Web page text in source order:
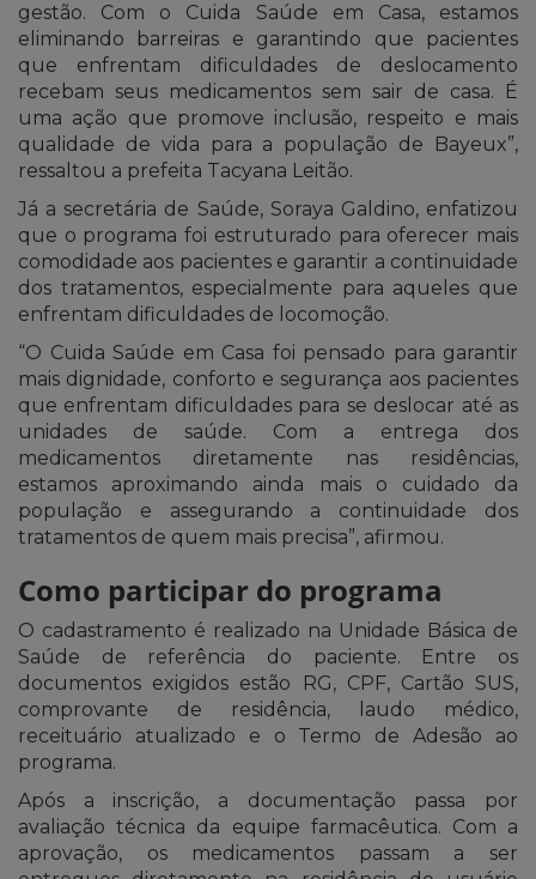
gestão. Com o Cuida Saúde em Casa, estamos
eliminando barreiras e garantindo que pacientes
que enfrentam dificuldades de deslocamento
recebam seus medicamentos sem sair de casa. É
uma ação que promove inclusão, respeito e mais
qualidade de vida para a população de Bayeux”,
ressaltou a prefeita Tacyana Leitão.
Já a secretária de Saúde, Soraya Galdino, enfatizou
que o programa foi estruturado para oferecer mais
comodidade aos pacientes e garantir a continuidade
dos tratamentos, especialmente para aqueles que
enfrentam dificuldades de locomoção.
“O Cuida Saúde em Casa foi pensado para garantir
mais dignidade, conforto e segurança aos pacientes
que enfrentam dificuldades para se deslocar até as
unidades de saúde. Com a entrega dos
medicamentos diretamente nas residências,
estamos aproximando ainda mais o cuidado da
população e assegurando a continuidade dos
tratamentos de quem mais precisa”, afirmou.
Como participar do programa
O cadastramento é realizado na Unidade Básica de
Saúde de referência do paciente. Entre os
documentos exigidos estão RG, CPF, Cartão SUS,
comprovante de residência, laudo médico,
receituário atualizado e o Termo de Adesão ao
programa.
Após a inscrição, a documentação passa por
avaliação técnica da equipe farmacêutica. Com a
aprovação, os medicamentos passam a ser